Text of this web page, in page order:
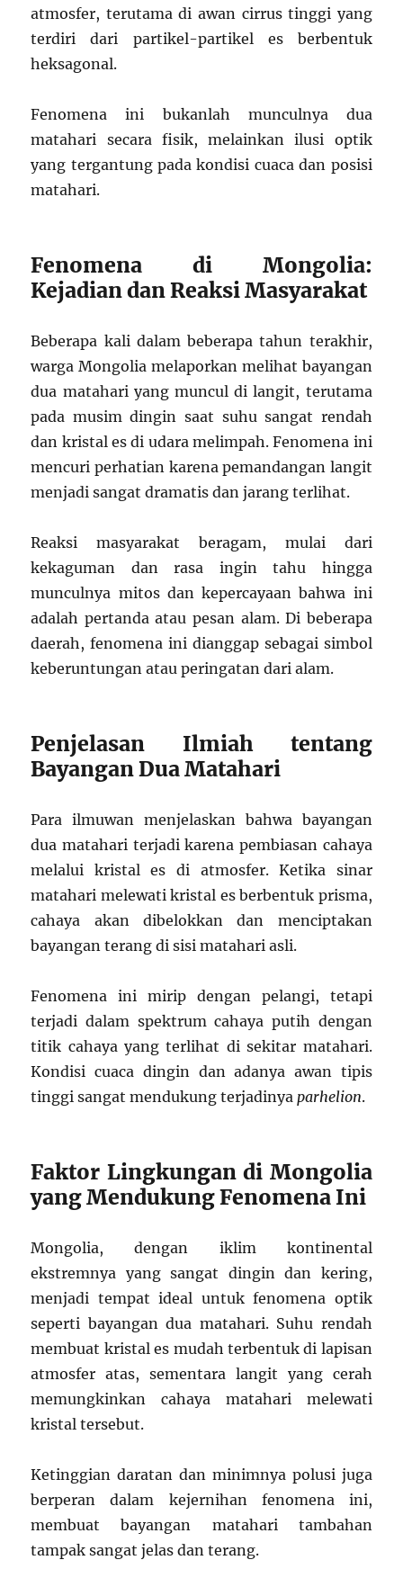
atmosfer, terutama di awan cirrus tinggi yang
terdiri dari partikel-partikel es berbentuk
heksagonal.
Fenomena ini bukanlah munculnya dua
matahari secara fisik, melainkan ilusi optik
yang tergantung pada kondisi cuaca dan posisi
matahari.
Fenomena di Mongolia:
Kejadian dan Reaksi Masyarakat
Beberapa kali dalam beberapa tahun terakhir,
warga Mongolia melaporkan melihat bayangan
dua matahari yang muncul di langit, terutama
pada musim dingin saat suhu sangat rendah
dan kristal es di udara melimpah. Fenomena ini
mencuri perhatian karena pemandangan langit
menjadi sangat dramatis dan jarang terlihat.
Reaksi masyarakat beragam, mulai dari
kekaguman dan rasa ingin tahu hingga
munculnya mitos dan kepercayaan bahwa ini
adalah pertanda atau pesan alam. Di beberapa
daerah, fenomena ini dianggap sebagai simbol
keberuntungan atau peringatan dari alam.
Penjelasan Ilmiah tentang
Bayangan Dua Matahari
Para ilmuwan menjelaskan bahwa bayangan
dua matahari terjadi karena pembiasan cahaya
melalui kristal es di atmosfer. Ketika sinar
matahari melewati kristal es berbentuk prisma,
cahaya akan dibelokkan dan menciptakan
bayangan terang di sisi matahari asli.
Fenomena ini mirip dengan pelangi, tetapi
terjadi dalam spektrum cahaya putih dengan
titik cahaya yang terlihat di sekitar matahari.
Kondisi cuaca dingin dan adanya awan tipis
tinggi sangat mendukung terjadinyaparhelion.
Faktor Lingkungan di Mongolia
yang Mendukung Fenomena Ini
Mongolia, dengan iklim kontinental
ekstremnya yang sangat dingin dan kering,
menjadi tempat ideal untuk fenomena optik
seperti bayangan dua matahari. Suhu rendah
membuat kristal es mudah terbentuk di lapisan
atmosfer atas, sementara langit yang cerah
memungkinkan cahaya matahari melewati
kristal tersebut.
Ketinggian daratan dan minimnya polusi juga
berperan dalam kejernihan fenomena ini,
membuat bayangan matahari tambahan
tampak sangat jelas dan terang.